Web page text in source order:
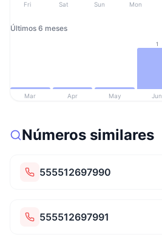
Fri Sat Sun Mon
Últimos 6 meses
1
Mar Apr May Jun
Números similares
555512697990
555512697991